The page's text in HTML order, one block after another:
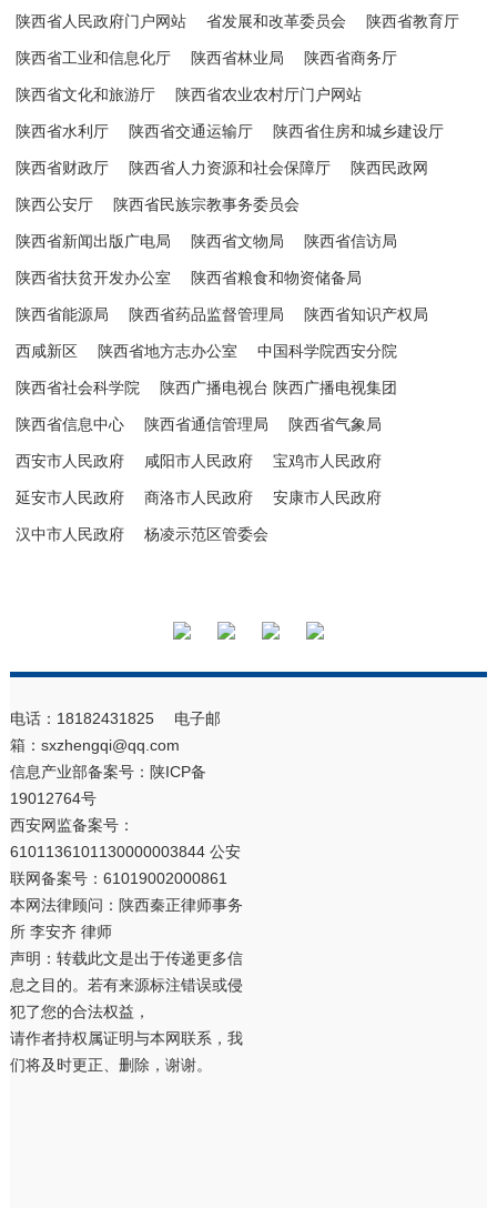
陕西省人民政府门户网站 省发展和改革委员会 陕西省教育厅
陕西省工业和信息化厅 陕西省林业局 陕西省商务厅
陕西省文化和旅游厅 陕西省农业农村厅门户网站
陕西省水利厅 陕西省交通运输厅 陕西省住房和城乡建设厅
陕西省财政厅 陕西省人力资源和社会保障厅 陕西民政网
陕西公安厅 陕西省民族宗教事务委员会
陕西省新闻出版广电局 陕西省文物局 陕西省信访局
陕西省扶贫开发办公室 陕西省粮食和物资储备局
陕西省能源局 陕西省药品监督管理局 陕西省知识产权局
西咸新区 陕西省地方志办公室 中国科学院西安分院
陕西省社会科学院 陕西广播电视台 陕西广播电视集团
陕西省信息中心 陕西省通信管理局 陕西省气象局
西安市人民政府 咸阳市人民政府 宝鸡市人民政府
延安市人民政府 商洛市人民政府 安康市人民政府
汉中市人民政府 杨凌示范区管委会
电话：18182431825 电子邮
箱：sxzhengqi@qq.com
信息产业部备案号： 陕ICP备
19012764号
西安网监备案号：
6101136101130000003844 公安
联网备案号：61019002000861
本网法律顾问：陕西秦正律师事务
所 李安齐 律师
声明：转载此文是出于传递更多信
息之目的。若有来源标注错误或侵
犯了您的合法权益，
请作者持权属证明与本网联系，我
们将及时更正、删除，谢谢。